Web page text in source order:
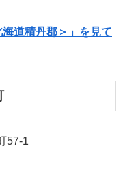
道積丹郡＞」を見て
57-1